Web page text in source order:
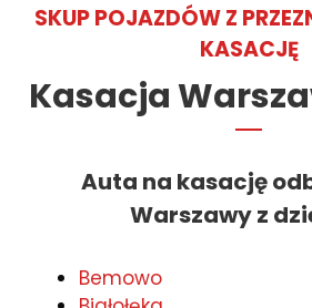
SKUP POJAZDÓW Z
KASACJĘ
Kasacja
Auta na kasację
Warszawy z
Bemowo